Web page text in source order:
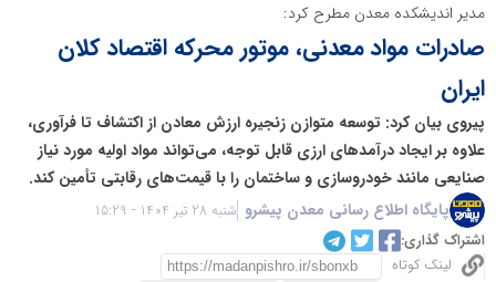
مدیر اندیشکده معدن مطرح کرد:
صادرات مواد معدنی، موتور محرکه اقتصاد کلان
ایران
پیروی بیان کرد: توسعه متوازن زنجیره ارزش معادن از اکتشاف تا فرآوری،
علاوه بر ایجاد درآمدهای ارزی قابل توجه، می‌تواند مواد اولیه مورد نیاز
صنایعی مانند خودروسازی و ساختمان را با قیمت‌های رقابتی تأمین کند.
پایگاه اطلاع رسانی معدن پیشرو شنبه 28 تیر 1404 - 15:29
اشتراک گذاری:
لینک کوتاه